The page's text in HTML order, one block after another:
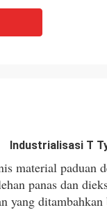
Industrialisasi T
material paduan
panas dan
yang